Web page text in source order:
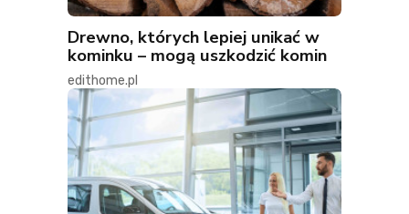
Drewno, których lepiej unikać w
kominku – mogą uszkodzić komin
edithome.pl